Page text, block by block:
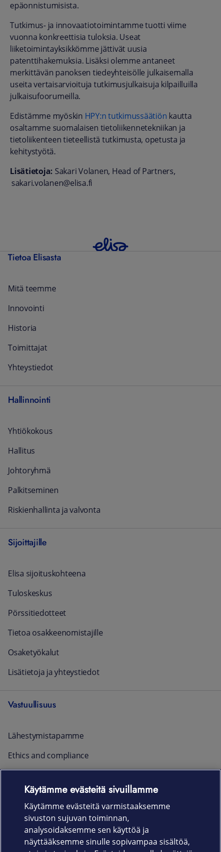
epäonnistumisista.
Tutkimus- ja innovaatiotoimintamme tuotti viime
vuonna konkreettisia tuloksia. Useat
liiketoimintayksikkömme jättivät uusia
patenttihakemuksia. Lisäksi olemme antaneet
merkittävän panoksen tiedeyhteisölle julkaisemalla
useita vertaisarvioituja tutkimusjulkaisuja kilpailluilla
julkaisufoorumeilla.
Edistämme myöskin HPY:n tutkimussäätiön kautta
osaltamme suomalaisen tietoliikennetekniikan ja
tietoliikenteen tieteellistä tutkimusta, opetusta ja
kehitystyötä.
Lisätietoja: Sakari Volanen, Head of Partners,
sakari.volanen@elisa.fi
Tietoa Elisasta
Mitä teemme
Innovointi
Historia
Toimittajat
Yhteystiedot
Hallinnointi
Yhtiökokous
Hallitus
Johtoryhmä
Palkitseminen
Riskienhallinta ja valvonta
Sijoittajille
Elisa sijoituskohteena
Tuloskeskus
Pörssitiedotteet
Tietoa osakkeenomistajille
Osaketyökalut
Lisätietoja ja yhteystiedot
Vastuullisuus
Lähestymistapamme
Ethics and compliance
Ajankohtaista
Rekrytointi
Käytämme evästeitä sivuillamme
Käytämme evästeitä varmistaaksemme
sivuston sujuvan toiminnan,
analysoidaksemme sen käyttöä ja
näyttääksemme sinulle sopivampaa sisältöä,